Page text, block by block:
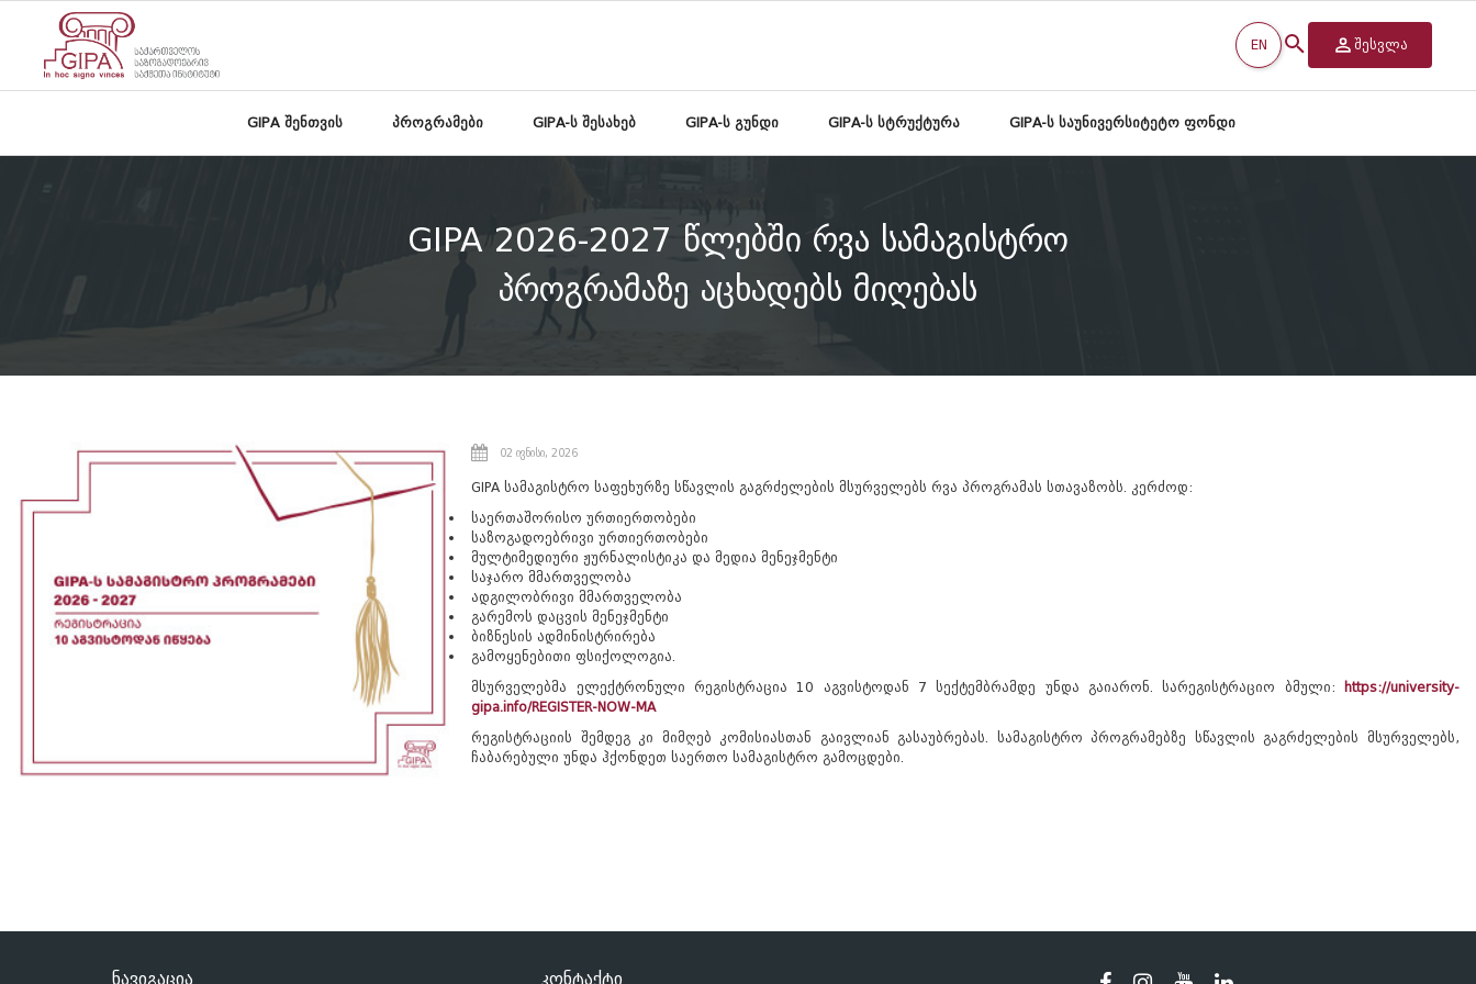
EN შესვლა
GIPA შენთვის პროგრამები GIPA-ს შესახებ GIPA-ს გუნდი GIPA-ს სტრუქტურა GIPA-ს საუნივერსიტეტო ფონდი
GIPA 2026-2027 წლებში რვა სამაგისტრო
პროგრამაზე აცხადებს მიღებას
02 ივნისი, 2026
GIPA სამაგისტრო საფეხურზე სწავლის გაგრძელების მსურველებს რვა პროგრამას სთავაზობს. კერძოდ:
საერთაშორისო ურთიერთობები
საზოგადოებრივი ურთიერთობები
მულტიმედიური ჟურნალისტიკა და მედია მენეჯმენტი
საჯარო მმართველობა
ადგილობრივი მმართველობა
გარემოს დაცვის მენეჯმენტი
ბიზნესის ადმინისტრირება
გამოყენებითი ფსიქოლოგია.
მსურველებმა ელექტრონული რეგისტრაცია 10 აგვისტოდან 7 სექტემბრამდე უნდა გაიარონ. სარეგისტრაციო ბმული:
https://university-
gipa.info/REGISTER-NOW-MA
რეგისტრაციის შემდეგ კი მიმღებ კომისიასთან გაივლიან გასაუბრებას. სამაგისტრო პროგრამებზე სწავლის გაგრძელების მსურველებს,
ჩაბარებული უნდა ჰქონდეთ საერთო სამაგისტრო გამოცდები.
ნავიგაცია კონტაქტი